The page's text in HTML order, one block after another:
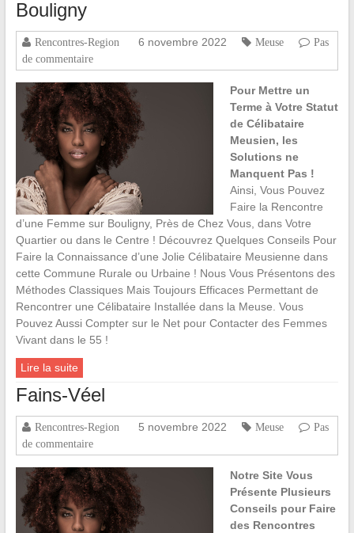
Bouligny
Rencontres-Region 6 novembre 2022 Meuse
Pas
de commentaire
Pour Mettre un
Terme à Votre Statut
de Célibataire
Meusien, les
Solutions ne
Manquent Pas !
Ainsi, Vous Pouvez
Faire la Rencontre
d’une Femme sur Bouligny, Près de Chez Vous, dans Votre
Quartier ou dans le Centre ! Découvrez Quelques Conseils Pour
Faire la Connaissance d’une Jolie Célibataire Meusienne dans
cette Commune Rurale ou Urbaine ! Nous Vous Présentons des
Méthodes Classiques Mais Toujours Efficaces Permettant de
Rencontrer une Célibataire Installée dans la Meuse. Vous
Pouvez Aussi Compter sur le Net pour Contacter des Femmes
Vivant dans le 55 !
Lire la suite
Fains-Véel
Rencontres-Region 5 novembre 2022 Meuse
Pas
de commentaire
Notre Site Vous
Présente Plusieurs
Conseils pour Faire
des Rencontres